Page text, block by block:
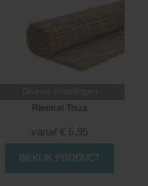
Rietmat Tisza
vanaf € 6,95
BEKIJK PRODUCT